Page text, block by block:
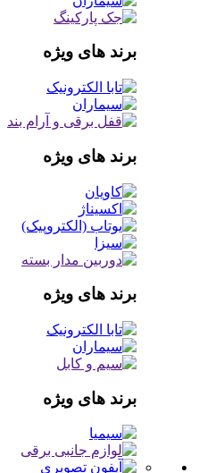
برند های ویژه
برند های ویژه
برند های ویژه
برند های ویژه